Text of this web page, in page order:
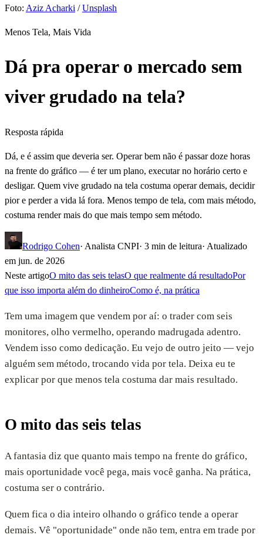
Foto: Aziz Acharki /Unsplash
Menos Tela, Mais Vida
Dá pra operar o mercado sem
viver grudado na tela?
Resposta rápida
Dá, e é assim que deveria ser. Operar bem não é passar doze horas
na frente do gráfico — é ter um plano, executar no horário certo e
desligar. Quem vive grudado na tela costuma operar demais, decidir
pior e perder a vida lá fora. Menos tempo de tela, com mais método,
costuma render mais do que mais tempo sem método.
Rodrigo Cohen· Analista CNPI· 3 min de leitura· Atualizado
em jun. de 2026
Neste artigoO mito das seis telasO que realmente dá resultadoPor
que isso importa além do dinheiroComo é, na prática
Tem uma imagem que vendem por aí: o trader com seis
monitores, olho vermelho, operando madrugada adentro.
Vendem isso como dedicação. Eu vejo de outro jeito — vejo
alguém sem método, trocando vida por tela. Deixa eu te
explicar por que menos tela costuma dar mais resultado.
O mito das seis telas
A fantasia diz que quanto mais tempo na frente do gráfico,
mais oportunidade você pega, mais você ganha. Na prática,
costuma ser o contrário.
Quem fica o dia inteiro olhando o gráfico tende a operar
demais. Vê "oportunidade" onde não tem, entra em trade por